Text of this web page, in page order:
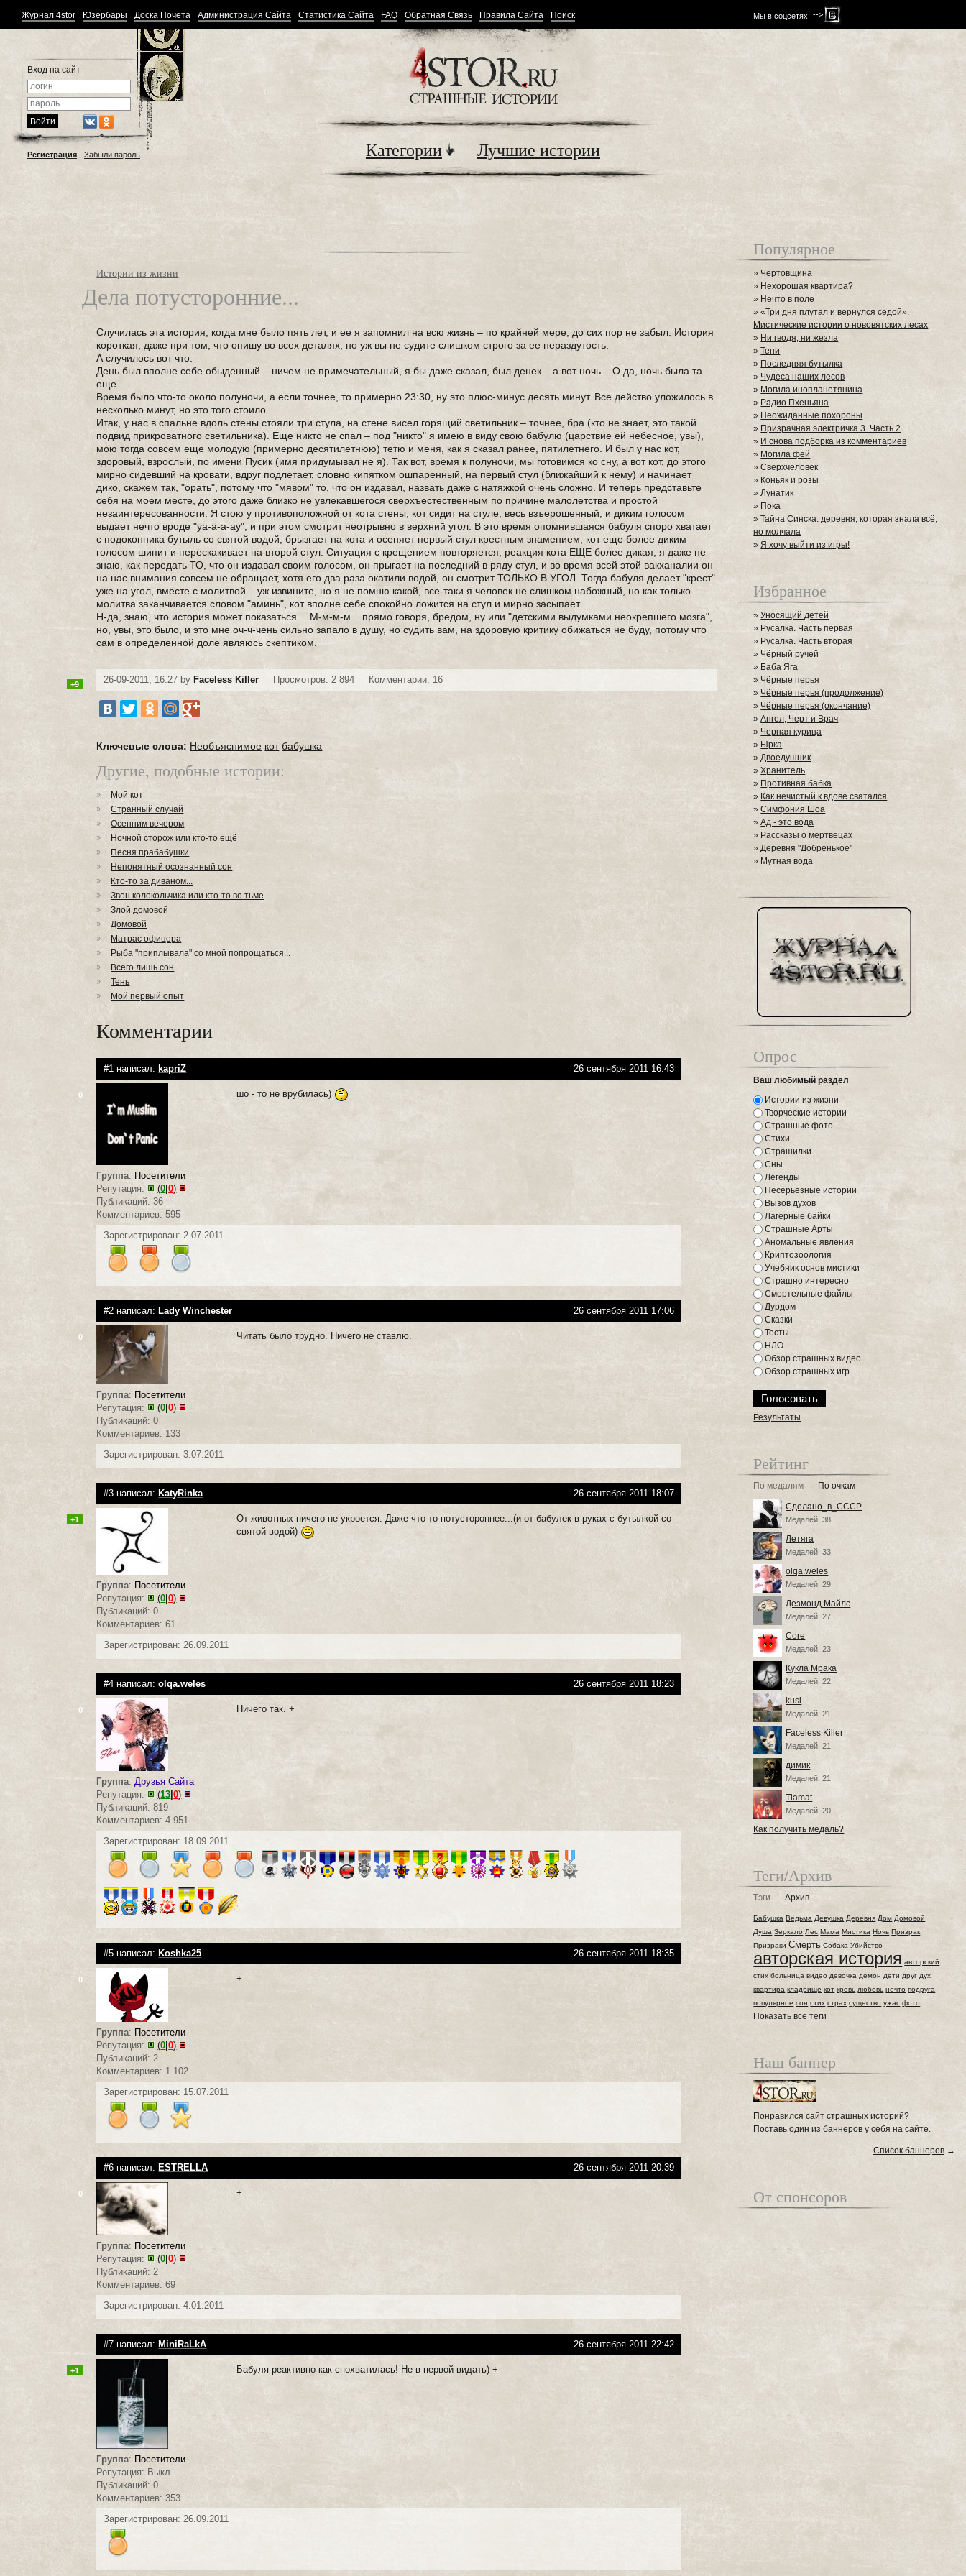
Мы в соцсетях: -->
Журнал 4stor Юзербары Доска Почета Администрация Сайта Статистика Сайта FAQ Обратная Связь Правила Сайта Поиск
Вход на сайт
Регистрация Забыли пароль Категории Лучшие истории
Истории из жизни
Дела потусторонние...
Случилась эта история, когда мне было пять лет, и ее я запомнил на всю жизнь – по крайней мере, до сих пор не забыл. История
короткая, даже при том, что опишу во всех деталях, но уж вы не судите слишком строго за ее нераздутость.
А случилось вот что.
День был вполне себе обыденный – ничем не примечательный, я бы даже сказал, был денек – а вот ночь... О да, ночь была та
еще.
Время было что-то около полуночи, а если точнее, то примерно 23:30, ну это плюс-минус десять минут. Все действо уложилось в
несколько минут, но это того стоило...
Итак, у нас в спальне вдоль стены стояли три стула, на стене висел горящий светильник – точнее, бра (кто не знает, это такой
подвид прикроватного светильника). Еще никто не спал – под "никто" я имею в виду свою бабулю (царствие ей небесное, увы),
мою тогда совсем еще молодую (примерно десятилетнюю) тетю и меня, как я сказал ранее, пятилетнего. И был у нас кот,
здоровый, взрослый, по имени Пусик (имя придумывал не я). Так вот, время к полуночи, мы готовимся ко сну, а вот кот, до этого
мирно сидевший на кровати, вдруг подлетает, словно кипятком ошпаренный, на первый стул (ближайший к нему) и начинает
дико, скажем так, "орать", потому что "мявом" то, что он издавал, назвать даже с натяжкой очень сложно. И теперь представьте
себя на моем месте, до этого даже близко не увлекавшегося сверхъестественным по причине малолетства и простой
незаинтересованности. Я стою у противоположной от кота стены, кот сидит на стуле, весь взъерошенный, и диким голосом
выдает нечто вроде "уа-а-а-ау", и при этом смотрит неотрывно в верхний угол. В это время опомнившаяся бабуля споро хватает
с подоконника бутыль со святой водой, брызгает на кота и осеняет первый стул крестным знамением, кот еще более диким
голосом шипит и перескакивает на второй стул. Ситуация с крещением повторяется, реакция кота ЕЩЕ более дикая, я даже не
знаю, как передать ТО, что он издавал своим голосом, он прыгает на последний в ряду стул, и во время всей этой вакханалии он
на нас внимания совсем не обращает, хотя его два раза окатили водой, он смотрит ТОЛЬКО В УГОЛ. Тогда бабуля делает "крест"
уже на угол, вместе с молитвой – уж извините, но я не помню какой, все-таки я человек не слишком набожный, но как только
молитва заканчивается словом "аминь", кот вполне себе спокойно ложится на стул и мирно засыпает.
Н-да, знаю, что история может показаться… М-м-м-м... прямо говоря, бредом, ну или "детскими выдумками неокрепшего мозга",
но, увы, это было, и это мне оч-ч-чень сильно запало в душу, но судить вам, на здоровую критику обижаться не буду, потому что
сам в определенной доле являюсь скептиком.
26-09-2011, 16:27 by Faceless Killer Просмотров: 2 894 Комментарии: 16
+9
Ключевые слова: Необъяснимое кот бабушка
Другие, подобные истории:
Мой кот
Странный случай
Осенним вечером
Ночной сторож или кто-то ещё
Песня прабабушки
Непонятный осознанный сон
Кто-то за диваном...
Звон колокольчика или кто-то во тьме
Злой домовой
Домовой
Матрас офицера
Рыба "приплывала" со мной попрощаться...
Всего лишь сон
Тень
Мой первый опыт
Комментарии
#1 написал: kapriZ 26 сентября 2011 16:43
0
Группа: Посетители
Репутация:
(0|0)
Публикаций: 36
Комментариев: 595
шо - то не врубилась)
Зарегистрирован: 2.07.2011
#2 написал:Lady Winchester 26 сентября 2011 17:06
0
Группа: Посетители
Репутация:
(0 |0)
Публикаций: 0
Комментариев: 133
Читать было трудно. Ничего не ставлю.
Зарегистрирован: 3.07.2011
#3 написал: KatyRinka 26 сентября 2011 18:07
+1
Группа: Посетители
Репутация:
(0 |0)
Публикаций: 0
Комментариев: 61
От животных ничего не укроется. Даже что-то потустороннее...(и от бабулек в руках с бутылкой со
святой водой)
Зарегистрирован: 26.09.2011
#4 написал:olqa.weles 26 сентября 2011 18:23
0
Группа:Друзья Сайта
Репутация:
(13 |0)
Публикаций: 819
Комментариев: 4 951
Ничего так. +
Зарегистрирован: 18.09.2011
#5 написал: Koshka25 26 сентября 2011 18:35
0
Группа: Посетители
Репутация:
(0|0)
Публикаций: 2
Комментариев: 1 102
+
Зарегистрирован: 15.07.2011
#6 написал:ESTRELLA 26 сентября 2011 20:39
0
Группа: Посетители
Репутация:
(0 |0)
Публикаций: 2
Комментариев: 69
+
Зарегистрирован: 4.01.2011
#7 написал: MiniRaLkA 26 сентября 2011 22:42
+1
Группа: Посетители
Репутация: Выкл.
Публикаций: 0
Комментариев: 353
Бабуля реактивно как спохватилась! Не в первой видать) +
Зарегистрирован: 26.09.2011
Популярное
» Чертовщина
» Нехорошая квартира?
» Нечто в поле
»«Три дня плутал и вернулся седой».
Мистические истории о нововятских лесах
» Ни гводя, ни жезла
»Тени
» Последняя бутылка
» Чудеса наших лесов
» Могила инопланетянина
» Радио Пхеньяна
» Неожиданные похороны
» Призрачная электричка 3. Часть 2
» И снова подборка из комментариев
» Могила фей
»Сверхчеловек
» Коньяк и розы
»Лунатик
» Пока
»Тайна Синска: деревня, которая знала всё,
но молчала
»Я хочу выйти из игры!
Избранное
»Уносящий детей
» Русалка. Часть первая
» Русалка. Часть вторая
» Чёрный ручей
» Баба Яга
» Чёрные перья
»Чёрные перья (продолжение)
» Чёрные перья (окончание)
»Ангел, Черт и Врач
» Черная курица
» Ырка
»Двоедушник
»Хранитель
» Противная бабка
» Как нечистый к вдове сватался
»Симфония Шоа
»Ад - это вода
» Рассказы о мертвецах
»Деревня "Добренькое"
» Мутная вода
Опрос
Ваш любимый раздел
Истории из жизни
Творческие истории
Страшные фото
Стихи
Страшилки
Сны
Легенды
Несерьезные истории
Вызов духов
Лагерные байки
Страшные Арты
Аномальные явления
Криптозоология
Учебник основ мистики
Страшно интересно
Смертельные файлы
Дурдом
Сказки
Тесты
НЛО
Обзор страшных видео
Обзор страшных игр
Результаты
Рейтинг
По медалям По очкам
Сделано_в_СССР
Медалей: 38
Летяга
Медалей: 33
olqa.weles
Медалей: 29
Дезмонд Майлс
Медалей: 27
Core
Медалей: 23
Кукла Мрака
Медалей: 22
kusi
Медалей: 21
Faceless Killer
Медалей: 21
димик
Медалей: 21
Tiamat
Медалей: 20
Как получить медаль?
Теги/Архив
Тэги Архив
Бабушка Ведьма Девушка Деревня Дом Домовой
Душа Зеркало Лес Мама Мистика Ночь Призрак
Призраки Смерть Собака Убийство
авторская история авторский
стих больница видео девочка демон дети друг дух
квартира кладбище кот кровь любовь нечто подруга
популярное сон стих страх существо ужас фото
Показать все теги
Наш баннер
Понравился сайт страшных историй?
Поставь один из баннеров у себя на сайте.
Список баннеров →
От спонсоров